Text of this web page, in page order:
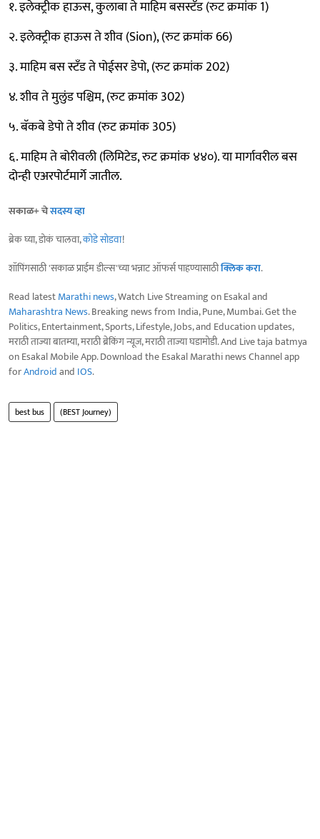
१. इलेक्ट्रीक हाऊस, कुलाबा ते माहिम बसस्टँड (रुट क्रमांक 1)
२. इलेक्ट्रीक हाऊस ते शीव (Sion), (रुट क्रमांक 66)
३. माहिम बस स्टँड ते पोईसर डेपो, (रुट क्रमांक 202)
४. शीव ते मुलुंड पश्चिम, (रुट क्रमांक 302)
५. बॅकबे डेपो ते शीव (रुट क्रमांक 305)
६. माहिम ते बोरीवली (लिमिटेड, रुट क्रमांक ४४०). या मार्गावरील बस
दोन्ही एअरपोर्टमार्गे जातील.
सकाळ+ चेसदस्य व्हा
ब्रेक घ्या, डोकं चालवा,कोडे सोडवा!
शॉपिंगसाठी 'सकाळ प्राईम डील्स'च्या भन्नाट ऑफर्स पाहण्यासाठीक्लिक करा.
Read latestMarathi news, Watch Live Streaming on Esakal and
Maharashtra News. Breaking news from India, Pune, Mumbai. Get the
Politics, Entertainment, Sports, Lifestyle, Jobs, and Education updates,
मराठी ताज्या बातम्या, मराठी ब्रेकिंग न्यूज, मराठी ताज्या घडामोडी. And Live taja batmya
on Esakal Mobile App. Download the Esakal Marathi news Channel app
forAndroidand IOS.
best bus (BEST Journey)